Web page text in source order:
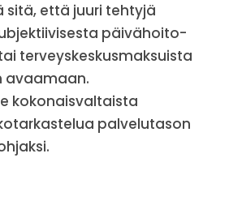
sitä, että juuri tehtyjä
päivähoito-
terveyskeskusmaksuista
avaamaan.
kokonaisvaltaista
palvelutason